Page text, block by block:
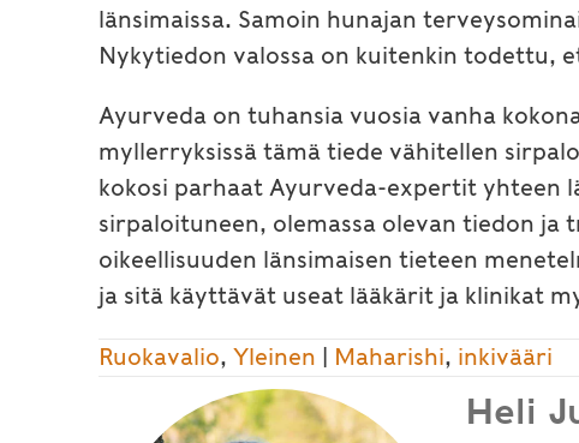
länsimaissa. Samoin hunajan
Nykytiedon valossa on kuitenkin todettu,
Ayurveda on tuhansia vuosia vanha
myllerryksissä tämä tiede vähitellen
kokosi parhaat Ayurveda-expertit yhteen
sirpaloituneen, olemassa olevan tiedon
oikeellisuuden länsimaisen tieteen
ja sitä käyttävät useat lääkärit ja klinikat
Ruokavalio, Yleinen Maharishi, inkivääri
Heli